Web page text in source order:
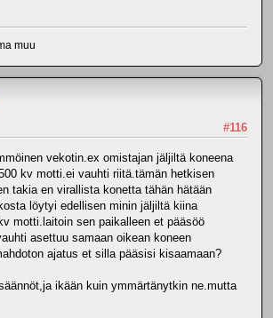
muu
#116
vekotin.ex omistajan jäljiltä koneena
kv motti.ei vauhti riitä.tämän hetkisen
takia en virallista konetta tähän hätään
löytyi edellisen minin jäljiltä kiina
motti.laitoin sen paikalleen et pääsöö
asettuu samaan oikean koneen
ajatus et silla pääsisi kisaamaan?
ikään kuin ymmärtänytkin ne.mutta